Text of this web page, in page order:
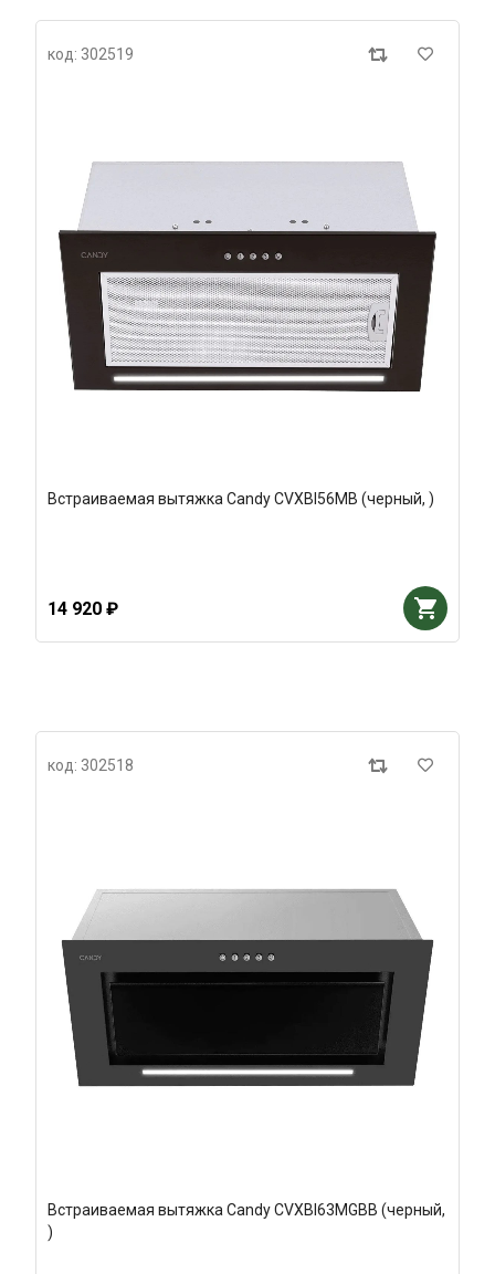
код: 302519
Встраиваемая вытяжка Candy CVXBI56MB (черный, )
14 920 ₽
код: 302518
Встраиваемая вытяжка Candy CVXBI63MGBB (черный,
)